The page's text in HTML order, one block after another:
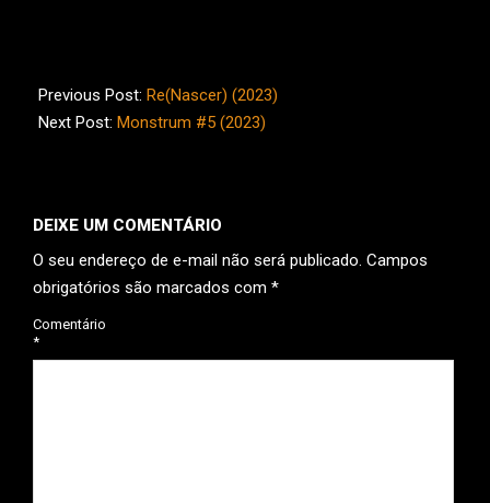
01-
17
Previous Post: Re(Nascer) (2023)
Next Post: Monstrum #5 (2023)
DEIXE UM COMENTÁRIO
O seu endereço de e-mail não será publicado. Campos
obrigatórios são marcados com *
Comentário
*